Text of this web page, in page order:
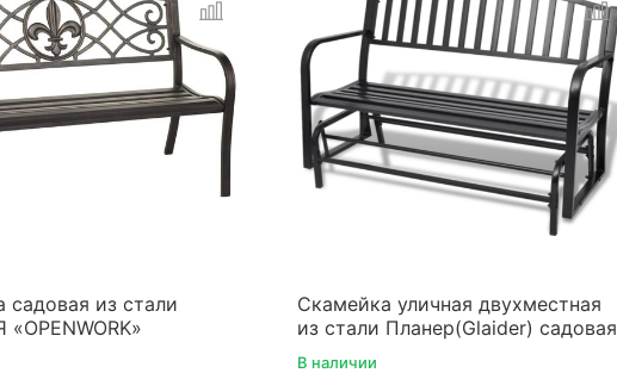
садовая из стали
Скамейка уличная двухместная
из стали Планер(Glaider) садовая
В наличии